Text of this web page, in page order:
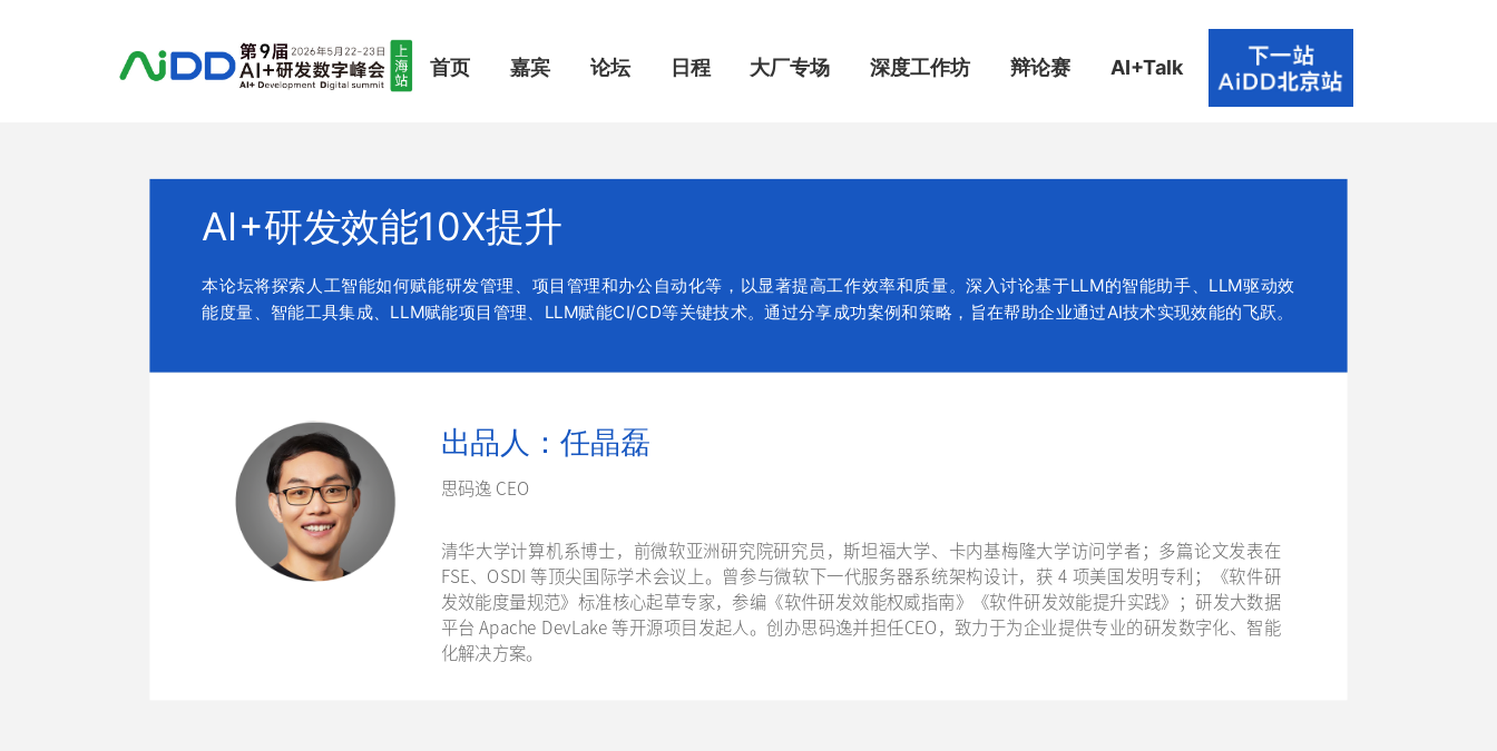
首页 嘉宾 论坛 日程 大厂专场 深度工作坊 辩论赛 AI+Talk
出品人：任晶磊
清华大学计算机系博士，前微软亚洲研究院研究员，斯坦福大学、卡内基梅隆大学访问学者；多篇论文发表在
FSE、OSDI 等顶尖国际学术会议上。曾参与微软下一代服务器系统架构设计，获 4 项美国发明专利；《软件研
发效能度量规范》标准核心起草专家，参编《软件研发效能权威指南》《软件研发效能提升实践》；研发大数据
平台 Apache DevLake 等开源项目发起人。创办思码逸并担任CEO，致力于为企业提供专业的研发数字化、智能
化解决方案。
思码逸 CEO
AI+研发效能10X提升
本论坛将探索人工智能如何赋能研发管理、项目管理和办公自动化等，以显著提高工作效率和质量。深入讨论基于LLM的智能助手、LLM驱动效
能度量、智能工具集成、LLM赋能项目管理、LLM赋能CI/CD等关键技术。通过分享成功案例和策略，旨在帮助企业通过AI技术实现效能的飞跃。